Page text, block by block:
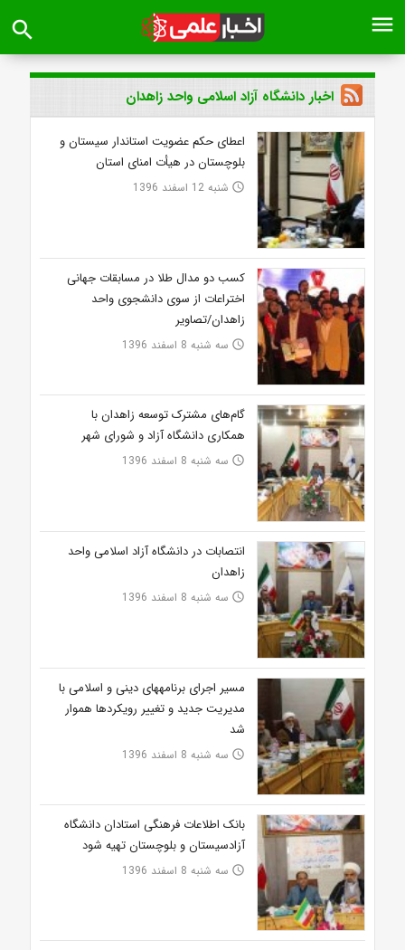
menu
search
اخبار دانشگاه آزاد اسلامی واحد زاهدان
اعطای حکم عضویت استاندار سیستان و
بلوچستان در هیأت امنای استان
access_time شنبه 12 اسفند 1396
کسب دو مدال طلا در مسابقات جهانی
اختراعات از سوی دانشجوی واحد
زاهدان/تصاویر
access_time سه شنبه 8 اسفند 1396
گام‌های مشترک توسعه زاهدان با
همکاری دانشگاه آزاد و شورای شهر
access_time سه شنبه 8 اسفند 1396
انتصابات در دانشگاه آزاد اسلامی واحد
زاهدان
access_time سه شنبه 8 اسفند 1396
مسیر اجرای برنامه‎های دینی و اسلامی با
مدیریت جدید و تغییر رویکردها هموار
شد
access_time سه شنبه 8 اسفند 1396
بانک اطلاعات فرهنگی استادان دانشگاه
آزادسیستان و بلوچستان تهیه شود
access_time سه شنبه 8 اسفند 1396